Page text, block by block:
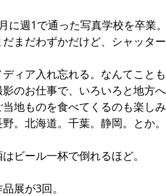
に週1で通った写真学校を卒業。
だまだわずかだけど、シャッタ
ディア入れ忘れる。なんてこと
影のお仕事で、いろいろと地方
当地ものを食べてくるのも楽し
野。北海道。千葉。静岡。とか。
はビール一杯で倒れるほど。
展が3回。